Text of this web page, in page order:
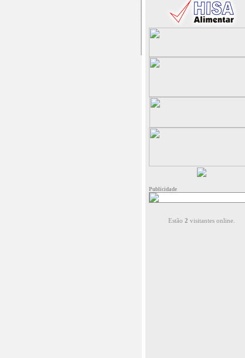
Publicidade
Estão 2 visitantes online.